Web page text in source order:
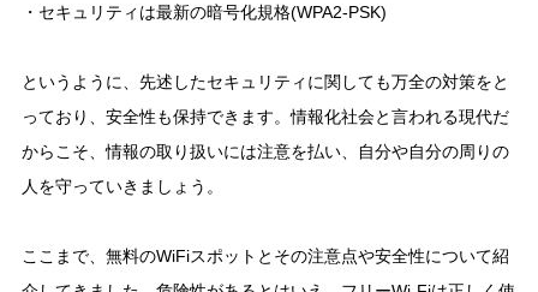
・セキュリティは最新の暗号化規格(WPA2-PSK)
というように、先述したセキュリティに関しても万全の対策をと
っており、安全性も保持できます。情報化社会と言われる現代だ
からこそ、情報の取り扱いには注意を払い、自分や自分の周りの
人を守っていきましょう。
ここまで、無料のWiFiスポットとその注意点や安全性について紹